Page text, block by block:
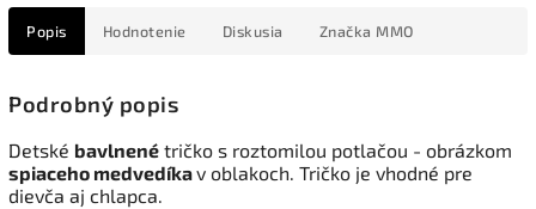
Popis Hodnotenie Diskusia Značka MMO
Podrobný popis
Detské bavlnené tričko s roztomilou potlačou - obrázkom
spiaceho medvedíkav oblakoch. Tričko je vhodné pre
dievča aj chlapca.